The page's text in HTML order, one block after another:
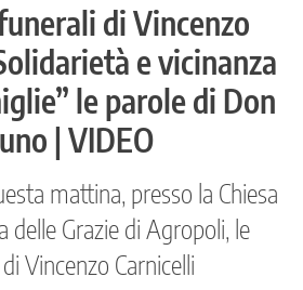
di Vincenzo
e vicinanza
le parole di Don
| VIDEO
mattina, presso la Chiesa
delle Grazie di Agropoli, le
Vincenzo Carnicelli